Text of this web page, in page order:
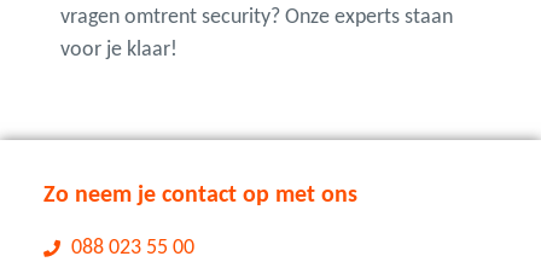
vragen omtrent security? Onze experts staan
voor je klaar!
Zo neem je contact op met ons
088 023 55 00